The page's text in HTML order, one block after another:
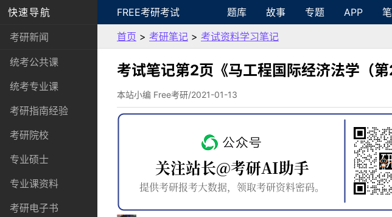
快速导航
考研新闻
统考公共课
统考专业课
考研指南经验
考研院校
专业硕士
专业课资料
考研电子书
FREE考研考试 题库 故事 专题 APP
首页 > 考研笔记 > 考试资料学习笔记
考试笔记第2页《马工程国际经济法学（
本站小编 Free考研/2021-01-13